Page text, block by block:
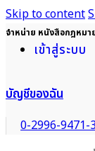
Skip to content
จำหน่าย หนังสือกฎหมา
เข้าสู่ระบบ
บัญชีของฉัน
0-2996-9471-